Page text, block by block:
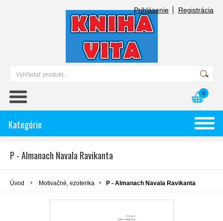
Prihlásenie Registrácia
0
Kategórie
P - Almanach Navala Ravikanta
Úvod Motivačné, ezoterika P - Almanach Navala Ravikanta